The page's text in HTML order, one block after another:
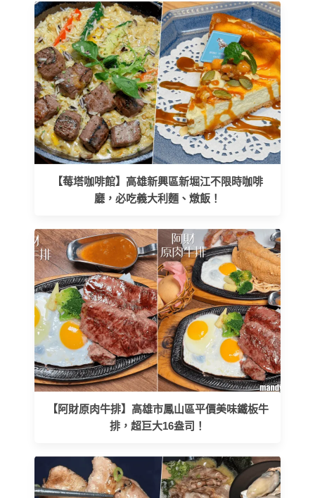
【莓塔咖啡館】高雄新興區新堀江不限時咖啡
廳，必吃義大利麵、燉飯！
【阿財原肉牛排】高雄市鳳山區平價美味鐵板牛
排，超巨大16盎司！